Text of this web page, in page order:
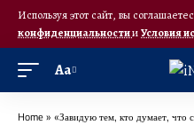
Используя этот сайт, вы
конфиденциальностииУсловия
Аа
Home » «Завидую тем, кто думает, что скоро конец